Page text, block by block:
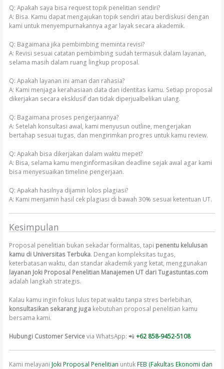
Q: Apakah saya bisa request topik penelitian sendiri?
A: Bisa. Kamu dapat mengajukan topik sendiri atau berdiskusi dengan
kami untuk menyempurnakannya agar layak secara akademik.
Q: Bagaimana jika pembimbing meminta revisi?
A: Revisi sesuai catatan pembimbing sudah termasuk dalam layanan,
selama masih dalam ruang lingkup proposal.
Q: Apakah layanan ini aman dan rahasia?
A: Kami menjaga kerahasiaan data dan identitas kamu. Setiap proposal
dikerjakan secara eksklusif dan tidak diperjualbelikan ulang.
Q: Bagaimana proses pengerjaannya?
A: Setelah konsultasi awal, kami menyusun outline, mengerjakan
bertahap sesuai tugas, dan mengirimkan progres untuk kamu review.
Q: Apakah bisa dikerjakan dalam waktu mepet?
A: Bisa, selama kamu menginformasikan deadline sejak awal agar kami
bisa menyesuaikan timeline pengerjaan.
Q: Apakah hasilnya dijamin lolos plagiasi?
A: Kami menjamin hasil cek plagiasi di bawah 30% sesuai ketentuan UT.
Kesimpulan
Proposal penelitian bukan sekadar formalitas, tapi penentu kelulusan
kamu di Universitas Terbuka. Dengan kompleksitas tugas,
keterbatasan waktu, dan standar akademik yang ketat, menggunakan
layanan Joki Proposal Penelitian Manajemen UT dari Tugastuntas.com
adalah langkah strategis.
Kalau kamu ingin fokus lulus tepat waktu tanpa stres berlebihan,
konsultasikan sekarang juga kebutuhan proposal penelitian kamu
bersama kami.
Hubungi Customer Servicevia WhatsApp: 📲 +62 858-9452-5108
Kami melayani Joki Proposal Penelitian untuk FEB (Fakultas Ekonomi dan